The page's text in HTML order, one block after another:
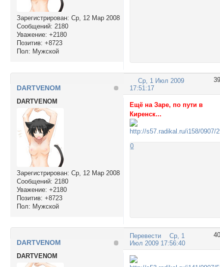
Зарегистрирован: Ср, 12 Мар 2008
Сообщений: 2180
Уважение: +2180
Позитив: +8723
Пол: Мужской
39
Ср, 1 Июл 2009
17:51:17
DARTVENOM
DARTVENOM
Зарегистрирован: Ср, 12 Мар 2008
Сообщений: 2180
Уважение: +2180
Позитив: +8723
Пол: Мужской
Ещё на Заре, по пути в
Киренск...
0
Перевести 40
Ср, 1
Июл 2009 17:56:40
DARTVENOM
DARTVENOM